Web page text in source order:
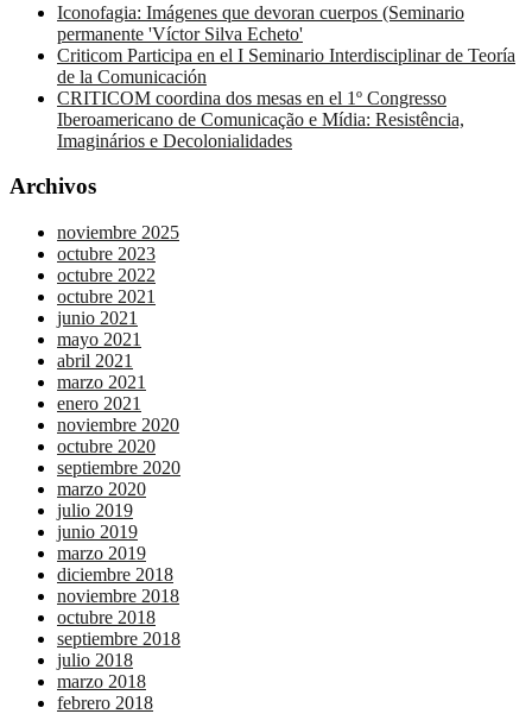
Iconofagia: Imágenes que devoran cuerpos (Seminario
permanente 'Víctor Silva Echeto'
Criticom Participa en el I Seminario Interdisciplinar de Teoría
de la Comunicación
CRITICOM coordina dos mesas en el 1º Congresso
Iberoamericano de Comunicação e Mídia: Resistência,
Imaginários e Decolonialidades
Archivos
noviembre 2025
octubre 2023
octubre 2022
octubre 2021
junio 2021
mayo 2021
abril 2021
marzo 2021
enero 2021
noviembre 2020
octubre 2020
septiembre 2020
marzo 2020
julio 2019
junio 2019
marzo 2019
diciembre 2018
noviembre 2018
octubre 2018
septiembre 2018
julio 2018
marzo 2018
febrero 2018